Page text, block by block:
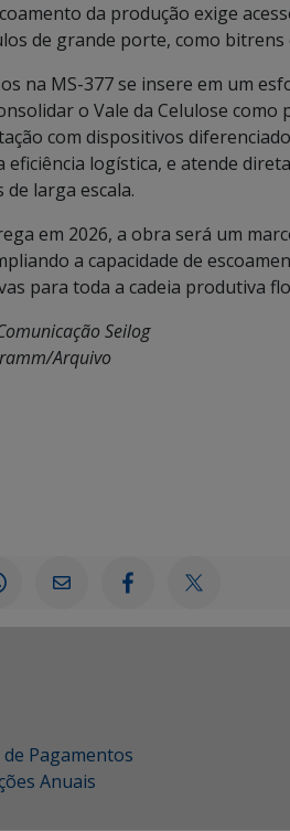
da produção exige
de grande porte, como
na MS-377 se insere em um
o Vale da Celulose
com dispositivos
eficiência logística, e atende
larga escala.
em 2026, a obra será um
a capacidade de
para toda a cadeia produtiva
Seilog
Arquivo
Pagamentos
Anuais